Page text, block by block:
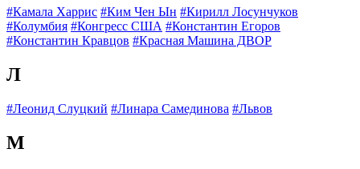
#Камала Харрис #Ким Чен Ын #Кирилл Лосунчуков
#Колумбия #Конгресс США #Константин Егоров
#Константин Кравцов #Красная Машина ДВОР
Л
#Леонид Слуцкий #Линара Самединова #Львов
М